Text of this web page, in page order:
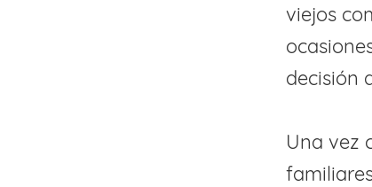
viejos
decisión
Una vez